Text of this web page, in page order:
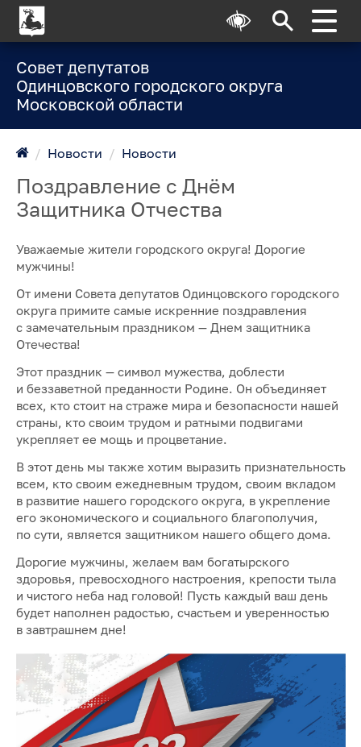
Совет депутатов
Одинцовского городского округа
Московской области
/ Новости / Новости
Поздравление с Днём
Защитника Отчества
Уважаемые жители городского округа! Дорогие
мужчины!
От имени Совета депутатов Одинцовского городского
округа примите самые искренние поздравления
с замечательным праздником — Днем защитника
Отечества!
Этот праздник — символ мужества, доблести
и беззаветной преданности Родине. Он объединяет
всех, кто стоит на страже мира и безопасности нашей
страны, кто своим трудом и ратными подвигами
укрепляет ее мощь и процветание.
В этот день мы также хотим выразить признательность
всем, кто своим ежедневным трудом, своим вкладом
в развитие нашего городского округа, в укрепление
его экономического и социального благополучия,
по сути, является защитником нашего общего дома.
Дорогие мужчины, желаем вам богатырского
здоровья, превосходного настроения, крепости тыла
и чистого неба над головой! Пусть каждый ваш день
будет наполнен радостью, счастьем и уверенностью
в завтрашнем дне!